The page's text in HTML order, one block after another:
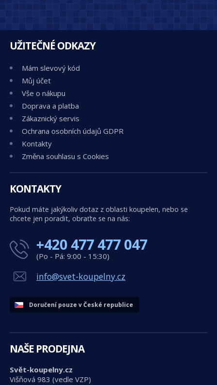
UŽITEČNÉ ODKAZY
Mám slevový kód
Můj účet
Vše o nákupu
Doprava a platba
Zákaznický servis
Ochrana osobních údajů GDPR
Kontakty
Změna souhlasu s Cookies
KONTAKTY
Pokud máte jakýkoliv dotaz z oblasti koupelen, nebo se
chcete jen poradit, obraťte se na nás:
+420 477 477 047
(Po - Pá: 9:00 - 15:30)
info@svet-koupelny.cz
Doručení pouze v České republice
NAŠE PRODEJNA
Svět-koupelny.cz
Višňová 983 (vedle VZP)